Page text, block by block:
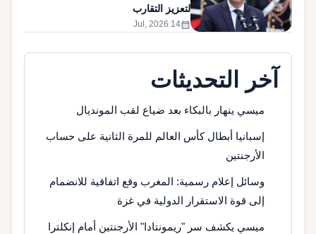
لتعزيز التقارب
calendar_month
14 Jul, 2026
آخر التحديثات
ميسي ينهار بالبكاء بعد ضياع لقب المونديال
إسبانيا أبطال كأس العالم للمرة الثانية على حساب
الأرجنتين
وسائل إعلام رسمية: المغرب وقع اتفاقية للانضمام
إلى قوة الاستقرار الدولية في غزة
ميسي يكشف سر "ريمونتادا" الأرجنتين أمام إنكلترا